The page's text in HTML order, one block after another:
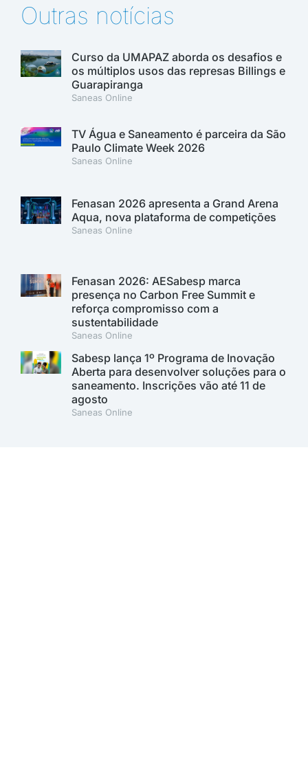
Outras notícias
Curso da UMAPAZ aborda os desafios e
os múltiplos usos das represas Billings e
Guarapiranga
Saneas Online
TV Água e Saneamento é parceira da São
Paulo Climate Week 2026
Saneas Online
Fenasan 2026 apresenta a Grand Arena
Aqua, nova plataforma de competições
Saneas Online
Fenasan 2026: AESabesp marca
presença no Carbon Free Summit e
reforça compromisso com a
sustentabilidade
Saneas Online
Sabesp lança 1º Programa de Inovação
Aberta para desenvolver soluções para o
saneamento. Inscrições vão até 11 de
agosto
Saneas Online